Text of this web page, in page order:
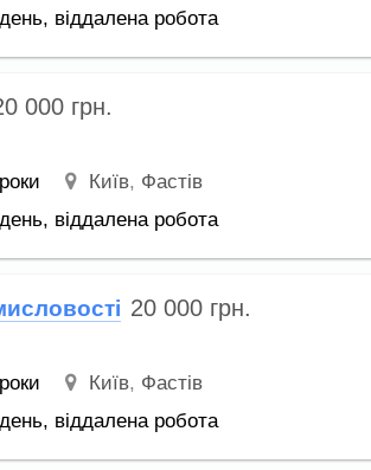
віддалена робота
000 грн.
Київ, Фастів
віддалена робота
20 000 грн.
Київ, Фастів
віддалена робота